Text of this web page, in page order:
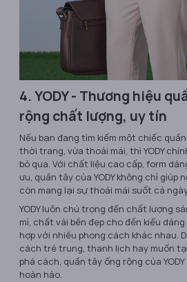
4. YODY - Thương hiệu
rộng chất lượng, uy tín
Nếu bạn đang tìm kiếm một chiếc
thời trang, vừa thoải mái, thì YODY
bỏ qua. Với chất liệu cao cấp, form
ưu, quần tây của YODY không chỉ giúp
còn mang lại sự thoải mái suốt cả
YODY luôn chú trọng đến chất lượng
mỉ, chất vải bền đẹp cho đến kiểu
hợp với nhiều phong cách khác nhau.
cách trẻ trung, thanh lịch hay muốn
phá cách, quần tây ống rộng của
hoàn hảo.